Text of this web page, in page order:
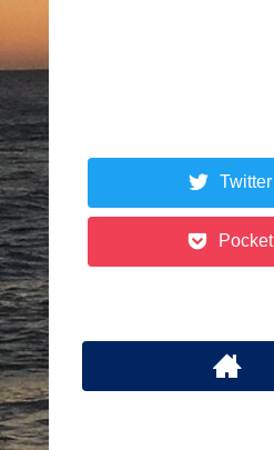
Twitter
Pocket